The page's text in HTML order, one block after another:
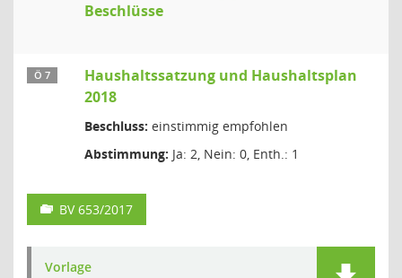
Beschlüsse
Ö 7
Haushaltssatzung und Haushaltsplan
2018
Beschluss: einstimmig empfohlen
Abstimmung: Ja: 2, Nein: 0, Enth.: 1
BV 653/2017
Vorlage